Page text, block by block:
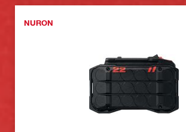
NURON